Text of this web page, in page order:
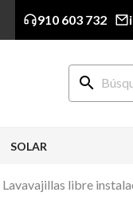
910 603 732
search
SOLAR
Lavavajillas libre